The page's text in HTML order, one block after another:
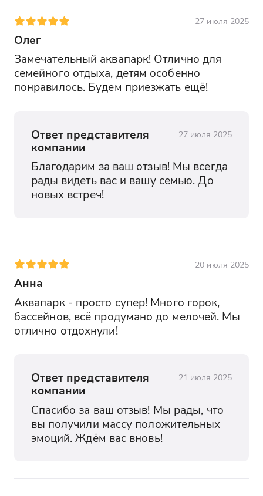
39. Известие - 8:35-8:45
40. АЗС - 8:40-8:50
41. Знание - 8:40-8:50
43. Кудепста - 9:00-9:10
44. Хоста мост - 9:10-9:20
Примерное время прибытия автобуса на
остановку! Время рассчитывается с учетом
27 июля 2025
Олег
Замечательный аквапарк! Отлично для
семейного отдыха, детям особенно
понравилось. Будем приезжать ещё!
Ответ представителя
компании
27 июля 2025
Благодарим за ваш отзыв! Мы всегда
рады видеть вас и вашу семью. До
новых встреч!
20 июля 2025
Анна
Аквапарк - просто супер! Много горок,
бассейнов, всё продумано до мелочей. Мы
отлично отдохнули!
Ответ представителя
компании
21 июля 2025
Спасибо за ваш отзыв! Мы рады, что
вы получили массу положительных
эмоций. Ждём вас вновь!